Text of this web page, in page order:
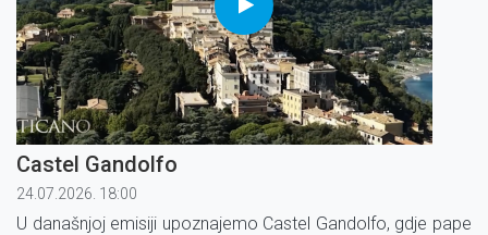
Castel Gandolfo
24.07.2026. 18:00
U današnjoj emisiji upoznajemo Castel Gandolfo, gdje pape